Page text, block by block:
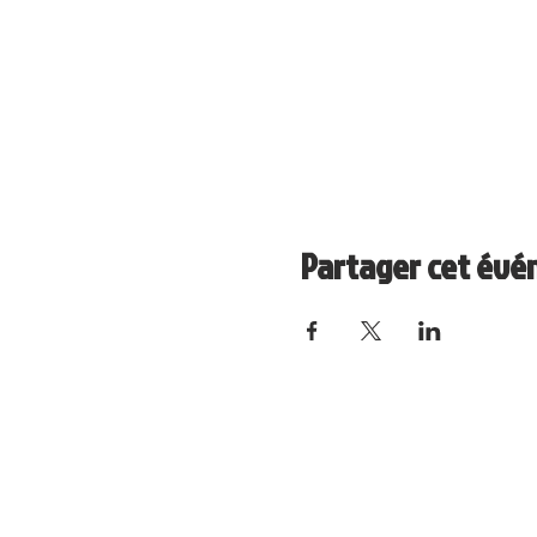
Partager cet